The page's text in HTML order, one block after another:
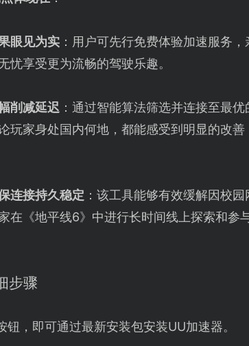
眼见为实：用户可先行免费体验加速服务
忧享受更为流畅的驾驶乐趣。
削减延迟：通过智能算法筛选并连接至最优
玩家身处国内何地，都能感受到明显的改
连接持久稳定 ：该工具能够有效缓解因校
在《地平线6》中进行长时间线上探索和参
步骤
，即可通过最新安装包安装UU加速器。